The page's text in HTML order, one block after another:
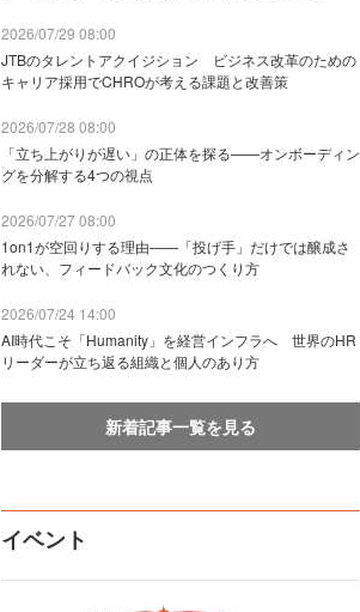
2026/07/29 08:00
JTBのタレントアクイジション ビジネス改革のための
キャリア採用でCHROが考える課題と改善策
2026/07/28 08:00
「立ち上がりが遅い」の正体を探る——オンボーディン
グを分解する4つの視点
2026/07/27 08:00
1on1が空回りする理由——「投げ手」だけでは醸成さ
れない、フィードバック文化のつくり方
2026/07/24 14:00
AI時代こそ「Humanity」を経営インフラへ 世界のHR
リーダーが立ち返る組織と個人のあり方
新着記事一覧を見る
イベント